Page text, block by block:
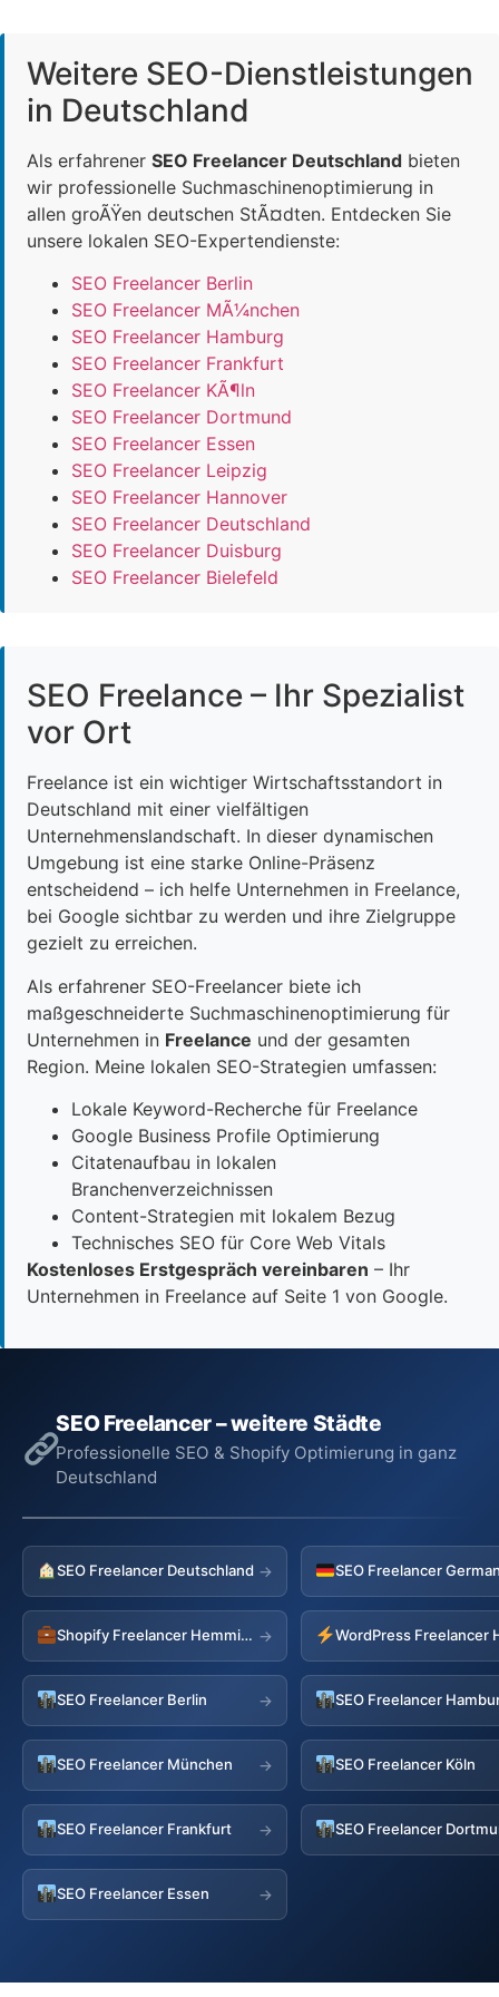
Weitere SEO-Dienstleistungen
in Deutschland
Als erfahrener SEO Freelancer Deutschland bieten
wir professionelle Suchmaschinenoptimierung in
allen groÃŸen deutschen StÃ¤dten. Entdecken Sie
unsere lokalen SEO-Expertendienste:
SEO Freelancer Berlin
SEO Freelancer MÃ¼nchen
SEO Freelancer Hamburg
SEO Freelancer Frankfurt
SEO Freelancer KÃ¶ln
SEO Freelancer Dortmund
SEO Freelancer Essen
SEO Freelancer Leipzig
SEO Freelancer Hannover
SEO Freelancer Deutschland
SEO Freelancer Duisburg
SEO Freelancer Bielefeld
SEO Freelance – Ihr Spezialist
vor Ort
Freelance ist ein wichtiger Wirtschaftsstandort in
Deutschland mit einer vielfältigen
Unternehmenslandschaft. In dieser dynamischen
Umgebung ist eine starke Online-Präsenz
entscheidend – ich helfe Unternehmen in Freelance,
bei Google sichtbar zu werden und ihre Zielgruppe
gezielt zu erreichen.
Als erfahrener SEO-Freelancer biete ich
maßgeschneiderte Suchmaschinenoptimierung für
Unternehmen in Freelance und der gesamten
Region. Meine lokalen SEO-Strategien umfassen:
Lokale Keyword-Recherche für Freelance
Google Business Profile Optimierung
Citatenaufbau in lokalen
Branchenverzeichnissen
Content-Strategien mit lokalem Bezug
Technisches SEO für Core Web Vitals
Kostenloses Erstgespräch vereinbaren – Ihr
Unternehmen in Freelance auf Seite 1 von Google.
SEO Freelancer – weitere Städte
Professionelle SEO & Shopify Optimierung in ganz
Deutschland
SEO Freelancer Deutschland →
Shopify Freelancer Hemmingen →
SEO Freelancer Berlin → SEO Freelancer
SEO Freelancer München → SEO Freelancer Köln
SEO Freelancer Frankfurt → SEO Freelancer
SEO Freelancer Essen →